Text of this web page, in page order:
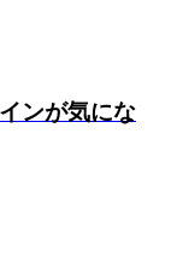
ンが気にな